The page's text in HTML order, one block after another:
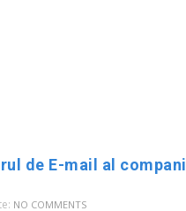
NO COMMENTS